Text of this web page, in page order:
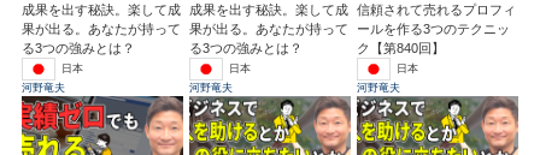
成果を出す秘訣。楽して成
果が出る。あなたが持って
る3つの強みとは？
日本
河野竜夫
成果を出す秘訣。楽して成
果が出る。あなたが持って
る3つの強みとは？
日本
河野竜夫
信頼されて売れるプロフィ
ールを作る3つのテクニッ
ク【第840回】
日本
河野竜夫